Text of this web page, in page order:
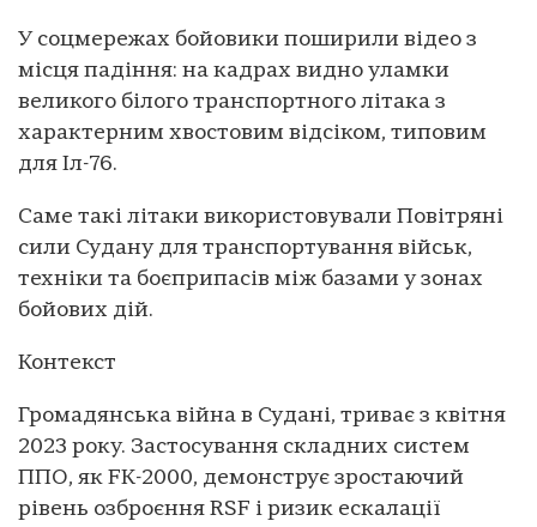
У соцмережах бойовики поширили відео з
місця падіння: на кадрах видно уламки
великого білого транспортного літака з
характерним хвостовим відсіком, типовим
для Іл-76.
Саме такі літаки використовували Повітряні
сили Судану для транспортування військ,
техніки та боєприпасів між базами у зонах
бойових дій.
Контекст
Громадянська війна в Судані, триває з квітня
2023 року. Застосування складних систем
ППО, як FK-2000, демонструє зростаючий
рівень озброєння RSF і ризик ескалації